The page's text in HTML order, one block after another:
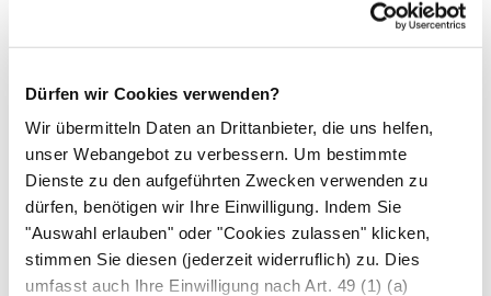
Dürfen wir Cookies verwenden?
Wir übermitteln Daten an Drittanbieter, die uns helfen,
unser Webangebot zu verbessern. Um bestimmte
Dienste zu den aufgeführten Zwecken verwenden zu
dürfen, benötigen wir Ihre Einwilligung. Indem Sie
"Auswahl erlauben" oder "Cookies zulassen" klicken,
stimmen Sie diesen (jederzeit widerruflich) zu. Dies
umfasst auch Ihre Einwilligung nach Art. 49 (1) (a)
Phasen mit einer plötzlichen Bewegungsstarre
Eine gefährliche Nebenwirkung ist die
Entwicklung eines Suchtverhaltens wie
Kaufsucht, Spielsucht, Sexsucht oder auch eine
depressive Verstimmung. Diese Verhaltens- und
Gemütsänderungen fallen den Betroffenen nicht
immer auf – deshalb sollten insbesondere
Verwandte und Freunde auf diese